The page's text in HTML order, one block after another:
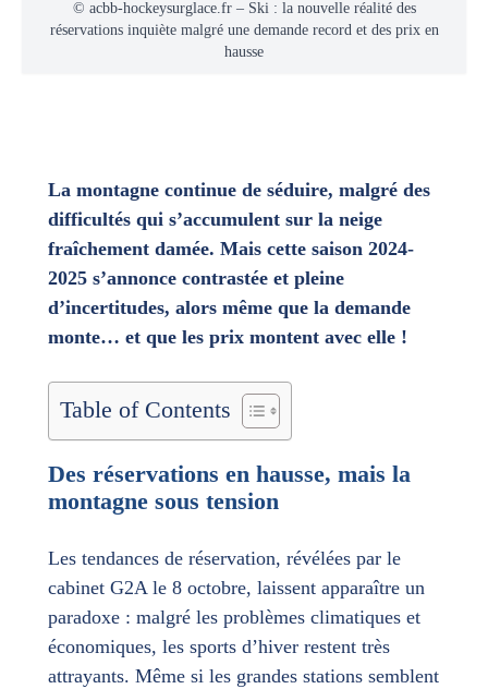
© acbb-hockeysurglace.fr – Ski : la nouvelle réalité des
réservations inquiète malgré une demande record et des prix en
hausse
La montagne continue de séduire, malgré des
difficultés qui s’accumulent sur la neige
fraîchement damée. Mais cette saison 2024-
2025 s’annonce contrastée et pleine
d’incertitudes, alors même que la demande
monte… et que les prix montent avec elle !
Table of Contents
Des réservations en hausse, mais la
montagne sous tension
Les tendances de réservation, révélées par le
cabinet G2A le 8 octobre, laissent apparaître un
paradoxe : malgré les problèmes climatiques et
économiques, les sports d’hiver restent très
attrayants. Même si les grandes stations semblent